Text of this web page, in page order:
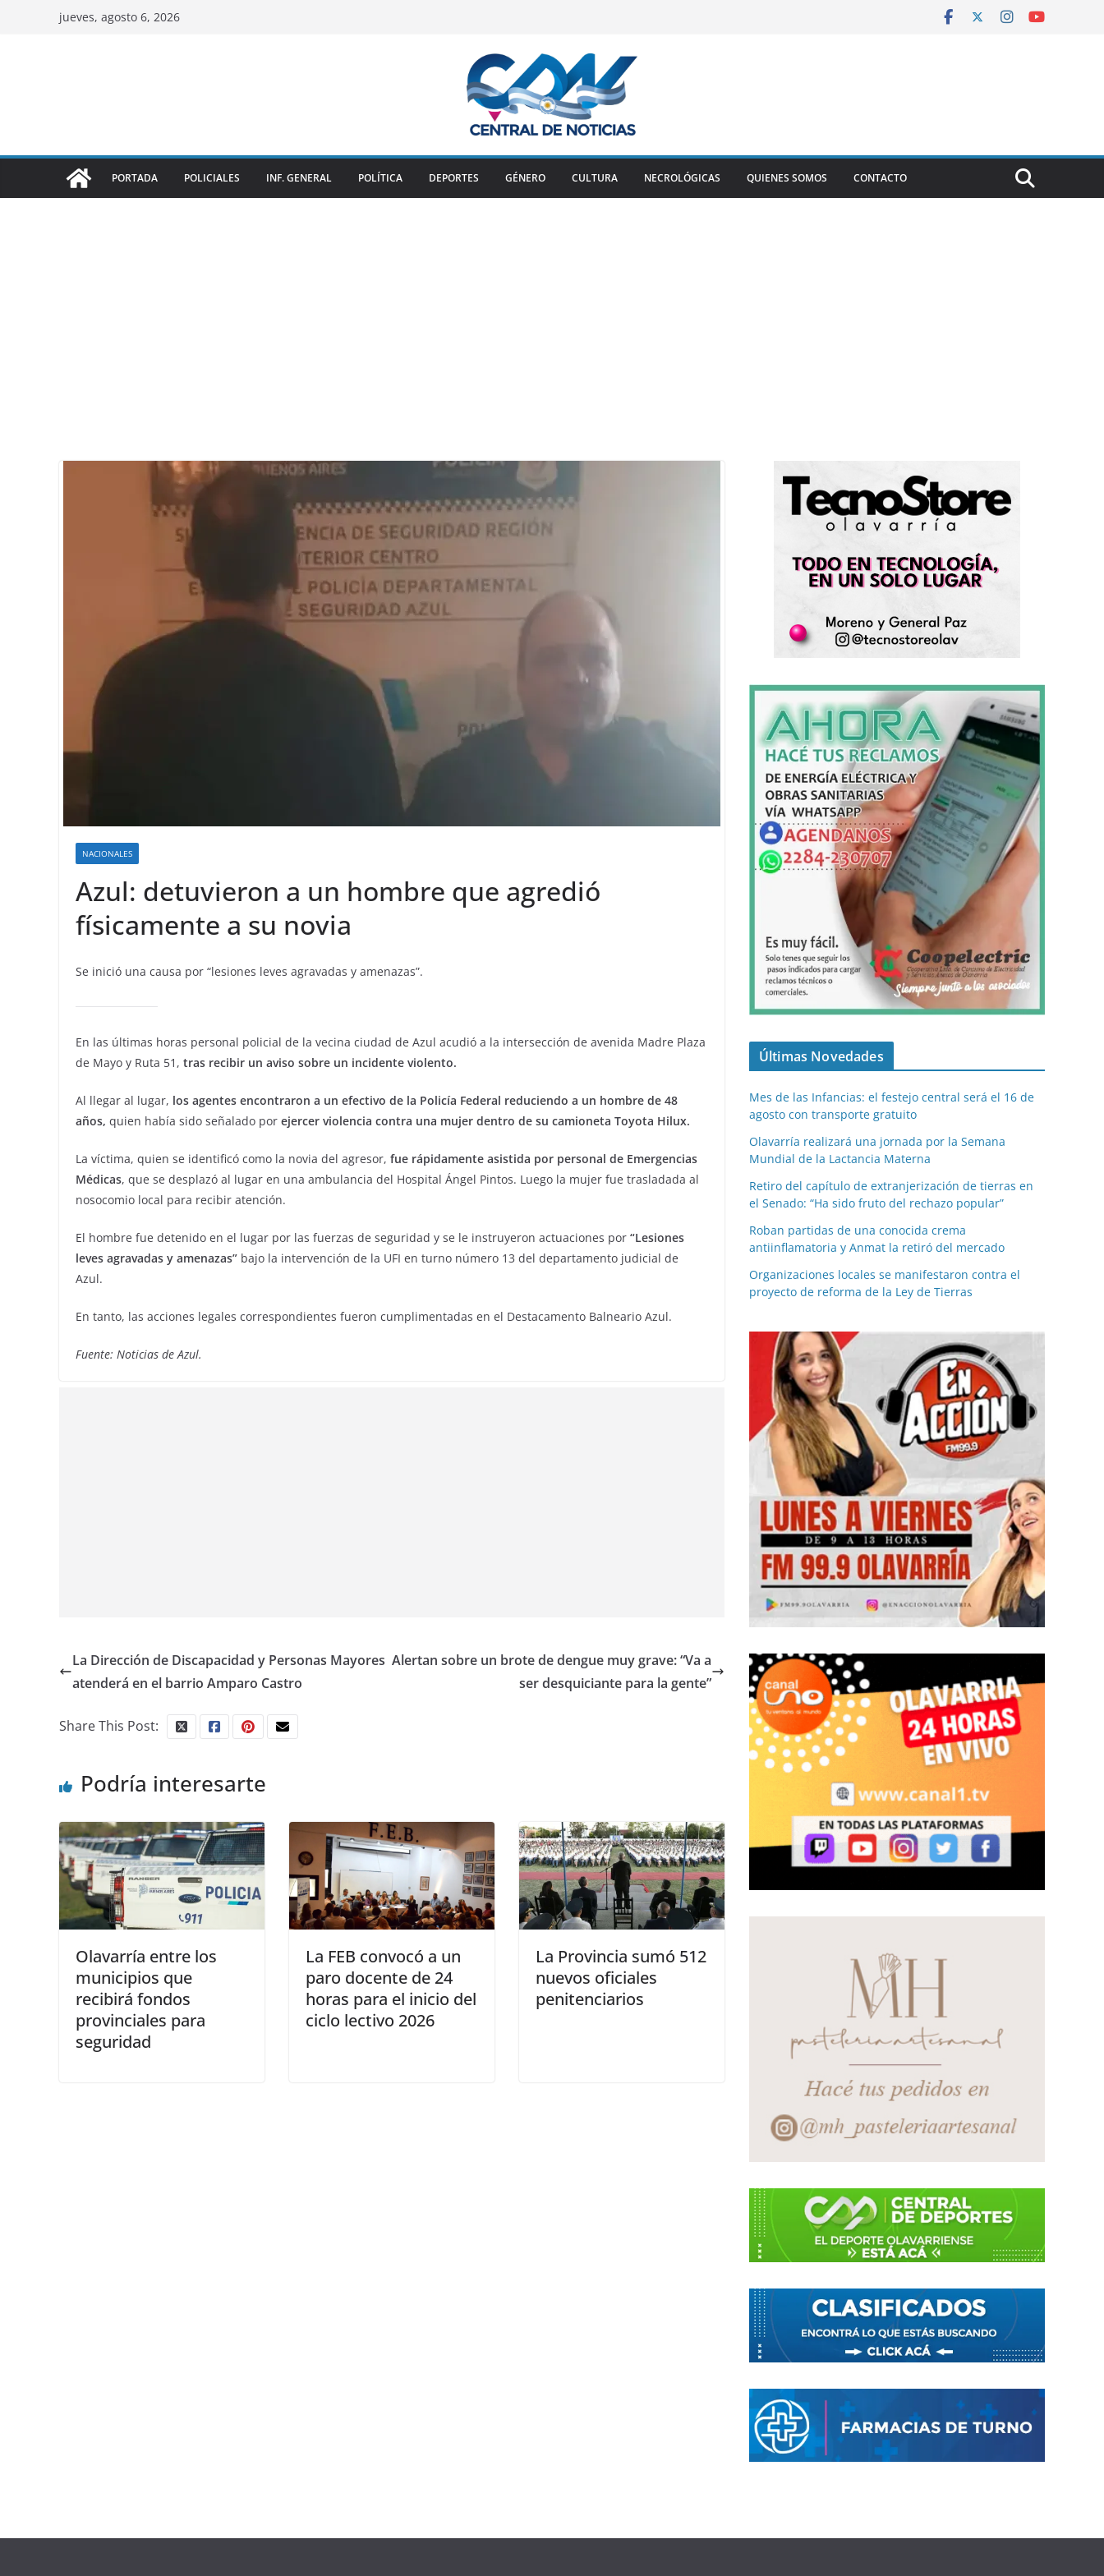
jueves, agosto 6, 2026
PORTADA POLICIALES INF. GENERAL POLÍTICA DEPORTES GÉNERO CULTURA NECROLÓGICAS QUIENES SOMOS CONTACTO
NACIONALES
Azul: detuvieron a un hombre que agredió
físicamente a su novia
Se inició una causa por “lesiones leves agravadas y amenazas”.
En las últimas horas personal policial de la vecina ciudad de Azul acudió a la intersección de avenida Madre Plaza
de Mayo y Ruta 51, tras recibir un aviso sobre un incidente violento.
Al llegar al lugar, los agentes encontraron a un efectivo de la Policía Federal reduciendo a un hombre de 48
años, quien había sido señalado por ejercer violencia contra una mujer dentro de su camioneta Toyota Hilux.
La víctima, quien se identificó como la novia del agresor, fue rápidamente asistida por personal de Emergencias
Médicas, que se desplazó al lugar en una ambulancia del Hospital Ángel Pintos. Luego la mujer fue trasladada al
nosocomio local para recibir atención.
El hombre fue detenido en el lugar por las fuerzas de seguridad y se le instruyeron actuaciones por “Lesiones
leves agravadas y amenazas” bajo la intervención de la UFI en turno número 13 del departamento judicial de
Azul.
En tanto, las acciones legales correspondientes fueron cumplimentadas en el Destacamento Balneario Azul.
Fuente: Noticias de Azul.
La Dirección de Discapacidad y Personas Mayores
atenderá en el barrio Amparo Castro
Alertan sobre un brote de dengue muy grave: “Va a
ser desquiciante para la gente”
Share This Post:
Podría interesarte
Olavarría entre los
municipios que
recibirá fondos
provinciales para
seguridad
La FEB convocó a un
paro docente de 24
horas para el inicio del
ciclo lectivo 2026
La Provincia sumó 512
nuevos oficiales
penitenciarios
Últimas Novedades
Mes de las Infancias: el festejo central será el 16 de
agosto con transporte gratuito
Olavarría realizará una jornada por la Semana
Mundial de la Lactancia Materna
Retiro del capítulo de extranjerización de tierras en
el Senado: “Ha sido fruto del rechazo popular”
Roban partidas de una conocida crema
antiinflamatoria y Anmat la retiró del mercado
Organizaciones locales se manifestaron contra el
proyecto de reforma de la Ley de Tierras